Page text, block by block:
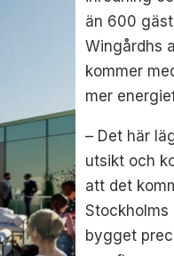
än 600
Wingårdhs
kommer
mer
– Det här
utsikt och
att det
Stockholms
bygget